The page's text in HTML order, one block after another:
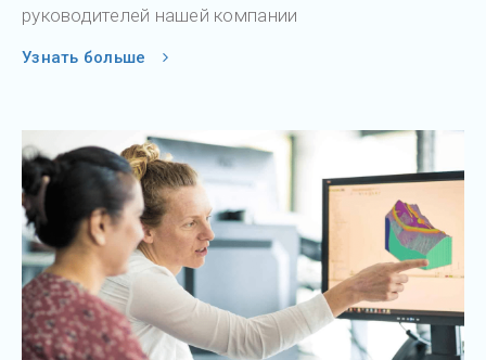
руководителей нашей компании
Узнать больше